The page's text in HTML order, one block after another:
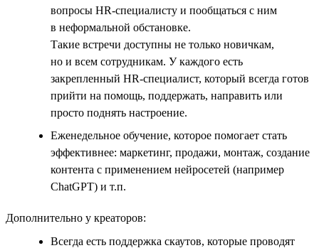
вопросы HR-специалисту и пообщаться с ним
в неформальной обстановке.
Такие встречи доступны не только новичкам,
но и всем сотрудникам. У каждого есть
закрепленный HR-специалист, который всегда готов
прийти на помощь, поддержать, направить или
просто поднять настроение.
Еженедельное обучение, которое помогает стать
эффективнее: маркетинг, продажи, монтаж, создание
контента с применением нейросетей (например
ChatGPT) и т.п.
Дополнительно у креаторов:
Всегда есть поддержка скаутов, которые проводят